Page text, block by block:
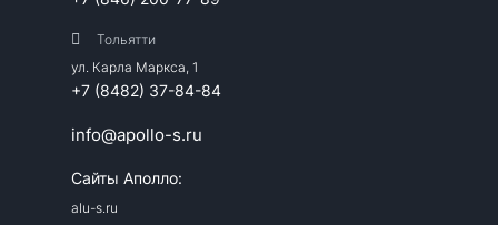
Тольятти
ул. Карла Маркса, 1
+7 (8482) 37-84-84
info@apollo-s.ru
Сайты Аполло:
alu-s.ru